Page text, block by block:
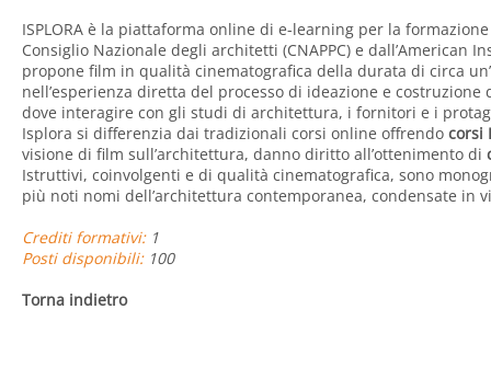
ISPLORA è la piattaforma online di e-learning per la
Consiglio Nazionale degli architetti (CNAPPC) e dall’American
propone film in qualità cinematografica della durata di circa
nell’esperienza diretta del processo di ideazione e
dove interagire con gli studi di architettura, i fornitori e i
Isplora si differenzia dai tradizionali corsi online offrendo corsi
visione di film sull’architettura, danno diritto all’ottenimento di
Istruttivi, coinvolgenti e di qualità cinematografica, sono
più noti nomi dell’architettura contemporanea, condensate in
Crediti formativi:1
Posti disponibili:100
Torna indietro